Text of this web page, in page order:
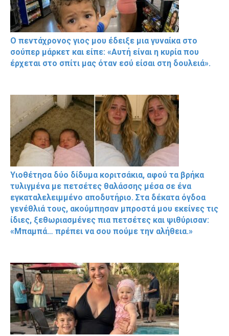
Ο πεντάχρονος γιος μου έδειξε μια γυναίκα στο
σούπερ μάρκετ και είπε: «Αυτή είναι η κυρία που
έρχεται στο σπίτι μας όταν εσύ είσαι στη δουλειά».
Υιοθέτησα δύο δίδυμα κοριτσάκια, αφού τα βρήκα
τυλιγμένα με πετσέτες θαλάσσης μέσα σε ένα
εγκαταλελειμμένο αποδυτήριο. Στα δέκατα όγδοα
γενέθλιά τους, ακούμπησαν μπροστά μου εκείνες τις
ίδιες, ξεθωριασμένες πια πετσέτες και ψιθύρισαν:
«Μπαμπά… πρέπει να σου πούμε την αλήθεια.»